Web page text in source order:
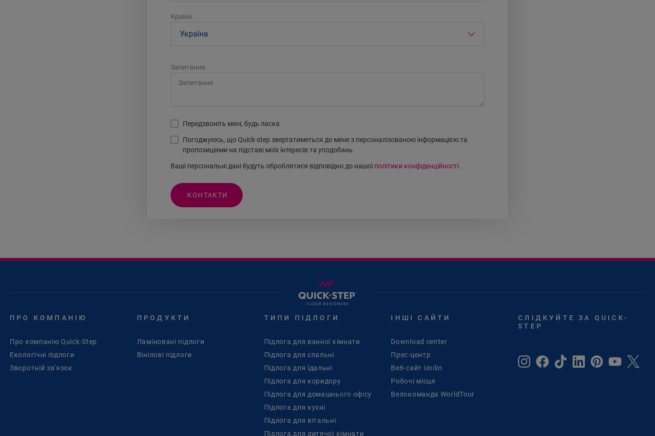
Країна:
Запитання:
Передзвоніть мені, будь ласка
Погоджуюсь, що Quick-step звертатиметься до мене з персоналізованою інформацією та
пропозиціями на підставі моїх інтересів та уподобань
Ваші персональні дані будуть оброблятися відповідно до нашоїполітики конфіденційності.
КОНТАКТИ
ПРО КОМПАНІЮ
Про компанію Quick-Step
Екологічні підлоги
Зворотній зв'язок
ПРОДУКТИ
Ламіновані підлоги
Вінілові підлоги
ТИПИ ПІДЛОГИ
Підлога для ванної кімнати
Підлога для спальні
Підлога для їдальні
Підлога для коридору
Підлога для домашнього офісу
Підлога для кухні
Підлога для вітальні
Підлога для дитячої кімнати
ІНШІ САЙТИ
Download center
Прес-центр
Веб-сайт Unilin
Pобочі місця
Велокоманда WorldTour
СЛІДКУЙТЕ ЗА QUICK-
STEP